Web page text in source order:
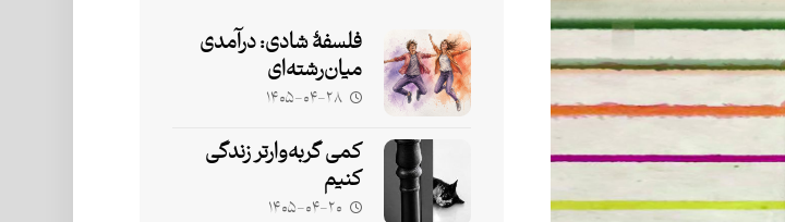
فلسفۀ شادی: درآمدی
میان‌رشته‌ای
۱۴۰۵-۰۴-۲۸
کمی گربه‌وارتر زندگی
کنیم
۱۴۰۵-۰۴-۲۰